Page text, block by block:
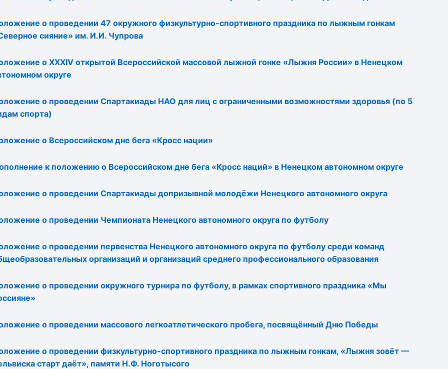
о проведении 47 окружного физкультурно-спортивного праздника по лыжным гонкам
сияние» им. И.И. Чупрова
о XXXIV открытой Всероссийской массовой лыжной гонке «Лыжня России» в Ненецком
округе
о проведении Спартакиады НАО для лиц с ограниченными возможностями здоровья (по 5
спорта)
о Всероссийском дне бега «Кросс нации»
к положению о Всероссийском дне бега «Кросс наций» в Ненецком автономном округе
о проведении Спартакиады допризывной молодёжи Ненецкого автономного округа
о проведении Чемпионата Ненецкого автономного округа по футболу
о проведении первенства Ненецкого автономного округа по футболу среди команд
организаций и организаций среднего профессионального образования
о проведении окружного турнира по футболу, в рамках спортивного праздника «Мы
о проведении массового легкоатлетического пробега, посвящённый Дню Победы
о проведении физкультурно-спортивного праздника по лыжным гонкам, «Лыжня зовёт —
старт даёт», памяти Н.Ф. Ноготысого